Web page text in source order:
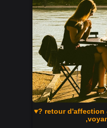
♥? retour d'affection